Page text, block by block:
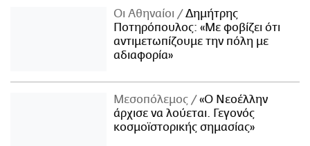
Οι Αθηναίοι
Δημήτρης
Ποτηρόπουλος: «Με φοβίζει ότι
αντιμετωπίζουμε την πόλη με
αδιαφορία»
Μεσοπόλεμος
«Ο Νεοέλλην
άρχισε να λούεται. Γεγονός
κοσμοϊστορικής σημασίας»